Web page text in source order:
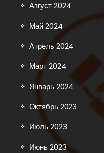
Август 2024
Май 2024
Апрель 2024
Март 2024
Январь 2024
Октябрь 2023
Июль 2023
Июнь 2023